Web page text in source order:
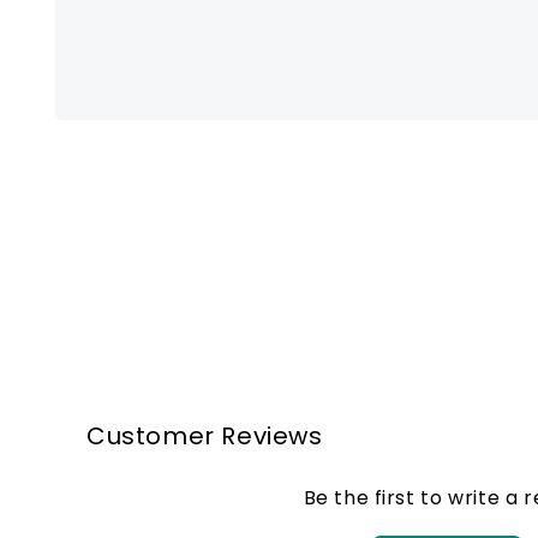
Customer Reviews
Be the first to write a